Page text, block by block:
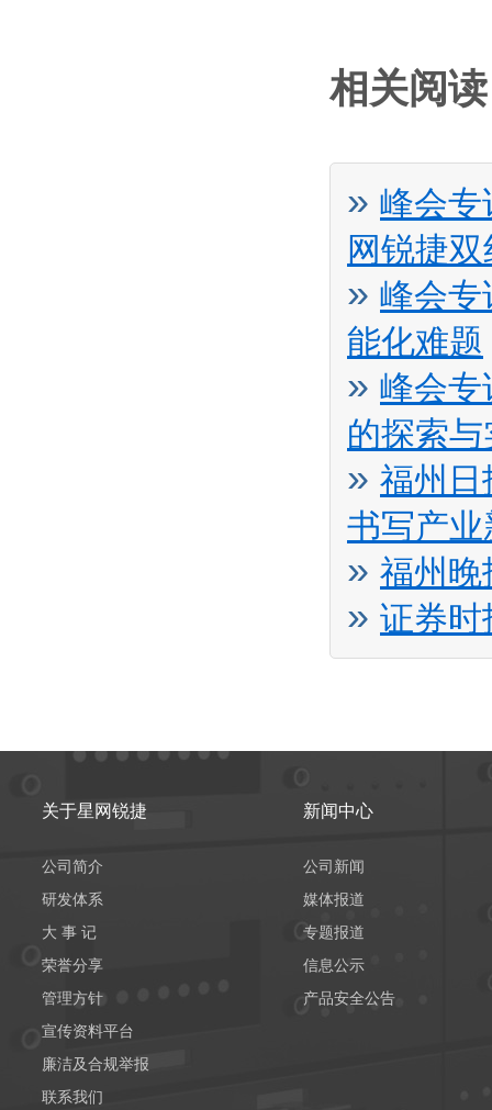
相关阅
» 峰会专
网锐捷
» 峰会专
能化难题
» 峰会专
的探索
» 福州
书写产业
» 福州晚
» 证券时
关于星网锐捷
公司简介
研发体系
大 事 记
荣誉分享
管理方针
宣传资料平台
廉洁及合规举报
联系我们
新闻中心
公司新闻
媒体报道
专题报道
信息公示
产品安全公告